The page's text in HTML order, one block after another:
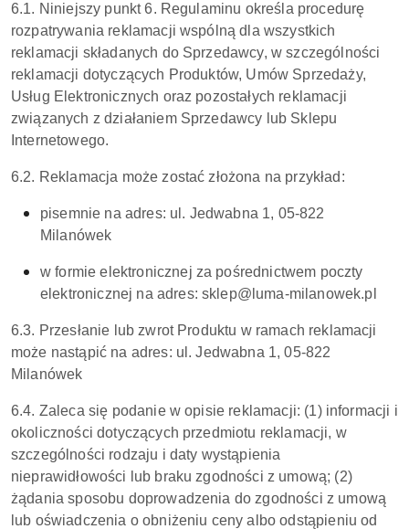
6.1. Niniejszy punkt 6. Regulaminu określa procedurę
rozpatrywania reklamacji wspólną dla wszystkich
reklamacji składanych do Sprzedawcy, w szczególności
reklamacji dotyczących Produktów, Umów Sprzedaży,
Usług Elektronicznych oraz pozostałych reklamacji
związanych z działaniem Sprzedawcy lub Sklepu
Internetowego.
6.2. Reklamacja może zostać złożona na przykład:
pisemnie na adres: ul. Jedwabna 1, 05-822
Milanówek
w formie elektronicznej za pośrednictwem poczty
elektronicznej na adres: sklep@luma-milanowek.pl
6.3. Przesłanie lub zwrot Produktu w ramach reklamacji
może nastąpić na adres: ul. Jedwabna 1, 05-822
Milanówek
6.4. Zaleca się podanie w opisie reklamacji: (1) informacji i
okoliczności dotyczących przedmiotu reklamacji, w
szczególności rodzaju i daty wystąpienia
nieprawidłowości lub braku zgodności z umową; (2)
żądania sposobu doprowadzenia do zgodności z umową
lub oświadczenia o obniżeniu ceny albo odstąpieniu od